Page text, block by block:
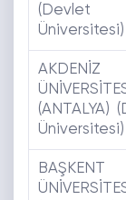
(Devlet
Üniversitesi)
AKDENİZ
(ANTALYA)
Üniversitesi)
BAŞKENT